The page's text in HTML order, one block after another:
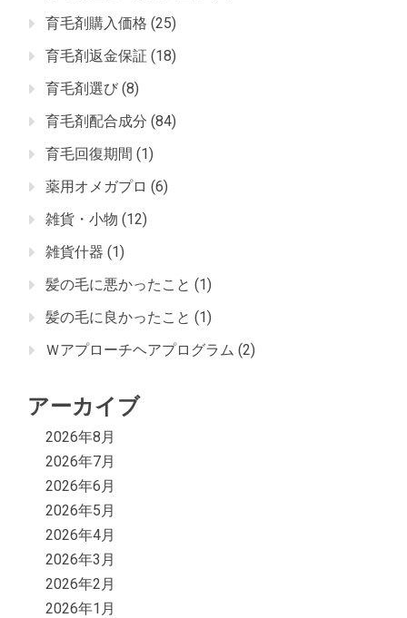
育毛剤購入価格 (25)
育毛剤返金保証 (18)
育毛剤選び (8)
育毛剤配合成分 (84)
育毛回復期間 (1)
薬用オメガプロ (6)
雑貨・小物 (12)
雑貨什器 (1)
髪の毛に悪かったこと (1)
髪の毛に良かったこと (1)
Ｗアプローチヘアプログラム (2)
アーカイブ
2026年8月
2026年7月
2026年6月
2026年5月
2026年4月
2026年3月
2026年2月
2026年1月